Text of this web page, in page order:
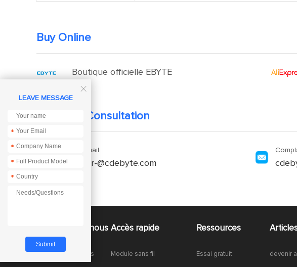
Buy Online
Boutique officielle EBYTE
Technical Consultation
Enquiry Email
service-fr-@cdebyte.com
À propos de nous
À propos de nous
Accès rapide
Module sans fil
Ressources
Essai gratuit devenir

LEAVE MESSAGE
*
*
*
*